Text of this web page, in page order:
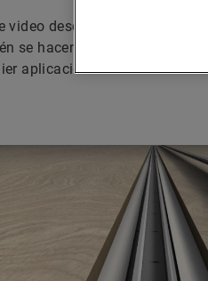
video descubrirá
se hacen
aplicación concreta.